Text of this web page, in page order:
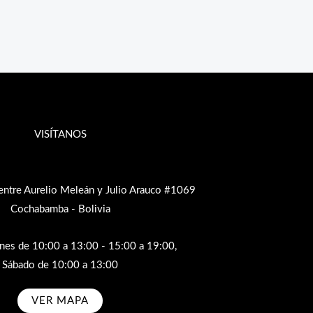
VISÍTANOS
Aurelio Meleán y Julio Arauco #1069
Cochabamba - Bolivia
de 10:00 a 13:00 - 15:00 a 19:00,
Sábado de 10:00 a 13:00
VER MAPA